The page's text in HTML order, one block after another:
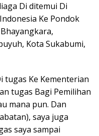
Di ditemui Di
Ke Pondok
Kota Sukabumi,
tugas Ke Kementerian
tugas Bagi Pemilihan
mana pun. Dan
saya juga
saya sampai